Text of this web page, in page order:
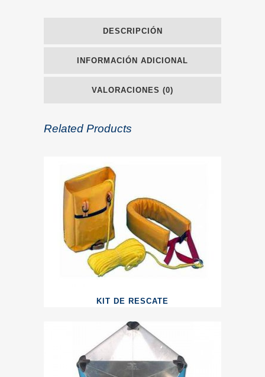
DESCRIPCIÓN
INFORMACIÓN ADICIONAL
VALORACIONES (0)
Related Products
KIT DE RESCATE